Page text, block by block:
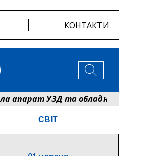
КОНТАКТИ
та обладнання від партнерів
СВІТ